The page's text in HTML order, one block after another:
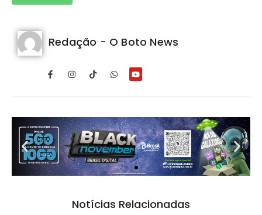
Redação - O Boto News
Notícias Relacionadas